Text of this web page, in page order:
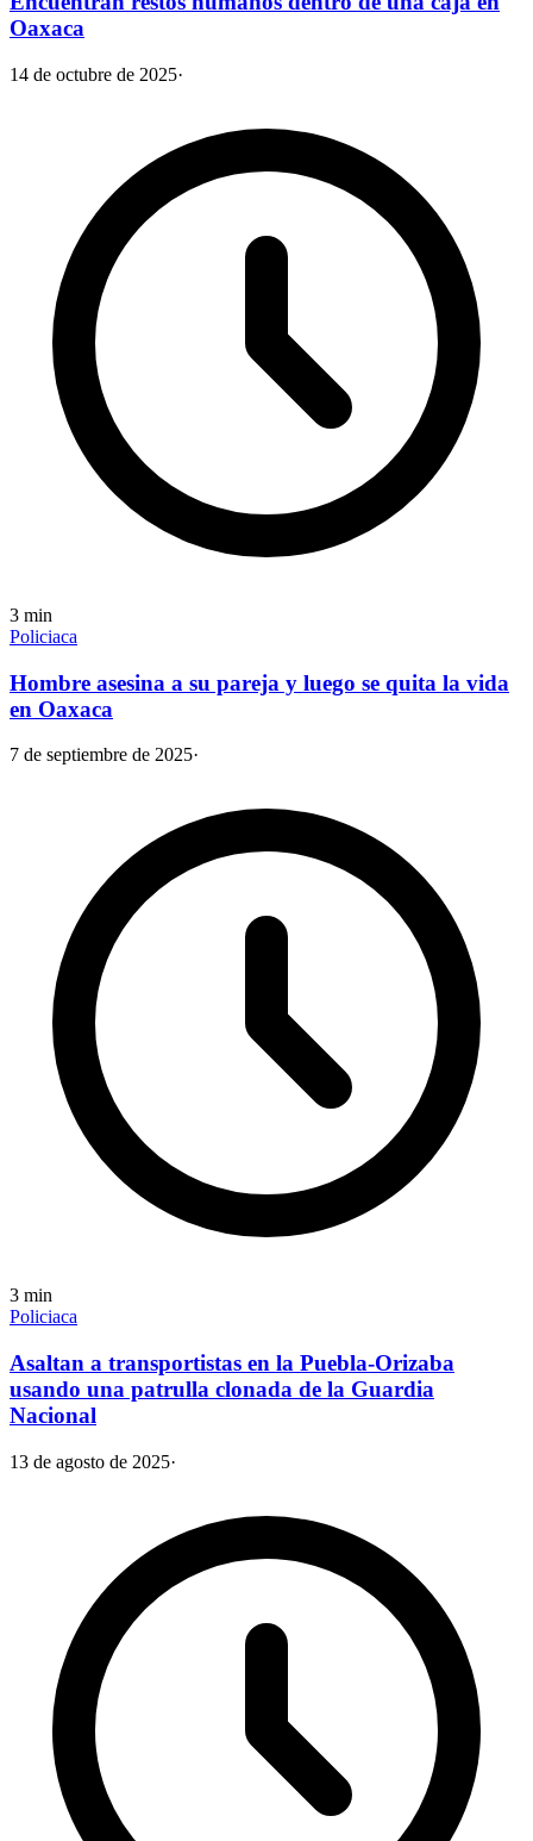
Oaxaca
14 de octubre de 2025·
3 min
Policiaca
Hombre asesina a su pareja y luego se quita la vida
en Oaxaca
7 de septiembre de 2025·
3 min
Policiaca
Asaltan a transportistas en la Puebla-Orizaba
usando una patrulla clonada de la Guardia
Nacional
13 de agosto de 2025·